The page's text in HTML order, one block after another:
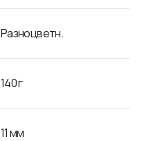
Разноцветн.
140г
11мм